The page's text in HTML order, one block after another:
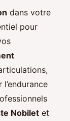
dans votre
pour
Nobilet et